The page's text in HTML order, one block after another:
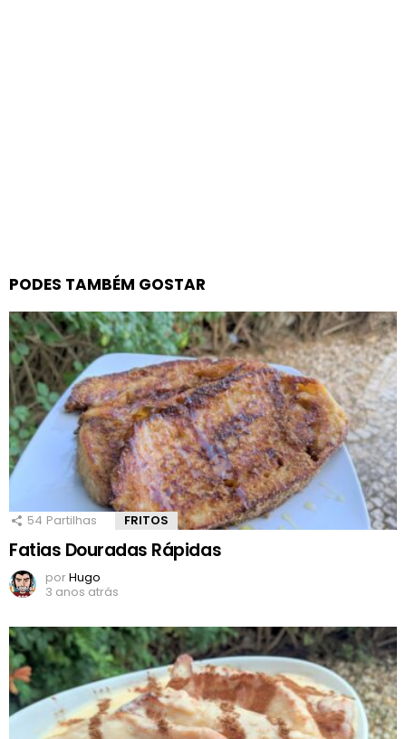
PODES TAMBÉM GOSTAR
54 Partilhas FRITOS
Fatias Douradas Rápidas
porHugo
3 anos atrás